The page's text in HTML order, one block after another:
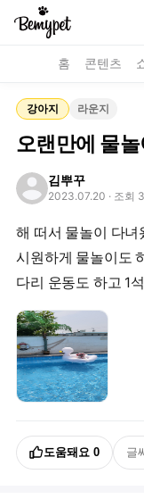
홈 콘텐츠
강아지 라운지
오랜만에 물놀
김뿌꾸
2023.07.20 · 조회
해 떠서 물놀이 다녀
시원하게 물놀이도
다리 운동도 하고 1
도움돼요 0 글